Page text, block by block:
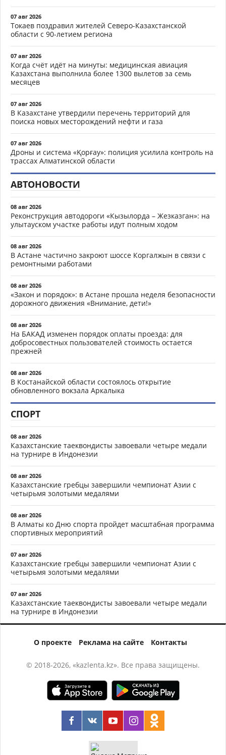
07 авг 2026
Токаев поздравил жителей Северо-Казахстанской
области с 90-летием региона
07 авг 2026
Когда счёт идёт на минуты: медицинская авиация
Казахстана выполнила более 1300 вылетов за семь
месяцев
07 авг 2026
В Казахстане утвердили перечень территорий для
поиска новых месторождений нефти и газа
07 авг 2026
Дроны и система «Қорғау»: полиция усилила контроль на
трассах Алматинской области
АВТОНОВОСТИ
08 авг 2026
Реконструкция автодороги «Кызылорда – Жезказган»: на
улытауском участке работы идут полным ходом
08 авг 2026
В Астане частично закроют шоссе Коргалжын в связи с
ремонтными работами
08 авг 2026
«Закон и порядок»: в Астане прошла неделя безопасности
дорожного движения «Внимание, дети!»
08 авг 2026
На БАКАД изменен порядок оплаты проезда: для
добросовестных пользователей стоимость остается
прежней
08 авг 2026
В Костанайской области состоялось открытие
обновленного вокзала Аркалыка
СПОРТ
08 авг 2026
Казахстанские таеквондисты завоевали четыре медали
на турнире в Индонезии
08 авг 2026
Казахстанские гребцы завершили чемпионат Азии с
четырьмя золотыми медалями
08 авг 2026
В Алматы ко Дню спорта пройдет масштабная программа
спортивных мероприятий
07 авг 2026
Казахстанские гребцы завершили чемпионат Азии с
четырьмя золотыми медалями
07 авг 2026
Казахстанские таеквондисты завоевали четыре медали
на турнире в Индонезии
О проекте Реклама на сайте Контакты
© 2018-2026, «kazlenta.kz». Все права защищены.